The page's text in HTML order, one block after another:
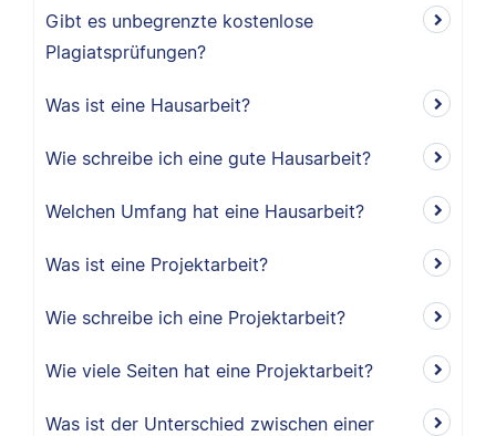
Gibt es unbegrenzte kostenlose
Plagiatsprüfungen?
Was ist eine Hausarbeit?
Wie schreibe ich eine gute Hausarbeit?
Welchen Umfang hat eine Hausarbeit?
Was ist eine Projektarbeit?
Wie schreibe ich eine Projektarbeit?
Wie viele Seiten hat eine Projektarbeit?
Was ist der Unterschied zwischen einer